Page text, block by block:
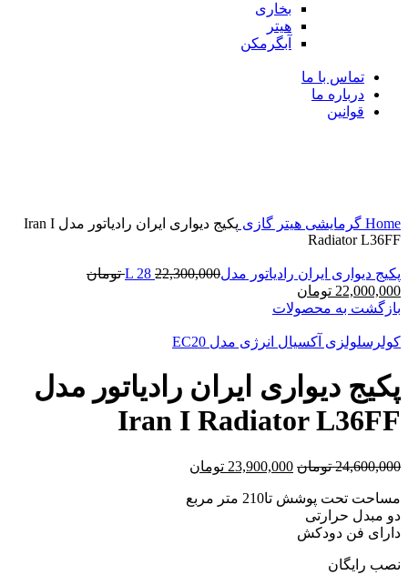
بخاری
هیتر
آبگرمکن
تماس با ما
درباره ما
قوانین
Home گرمایشی هیتر گازی
پکیج دیواری ایران رادیاتور مدل Iran I
Radiator L36FF
پکیج دیواری ایران رادیاتور مدلL 2822,300,000
تومان
22,000,000 تومان
بازگشت به محصولات
کولرسلولزی آکسیال انرژی مدل EC20
پکیج دیواری ایران رادیاتور مدل
Iran I Radiator L36FF
24,600,000 تومان 23,900,000 تومان
مساحت تحت پوشش تا210 متر مربع
دو مبدل حرارتی
دارای فن دودکش
نصب رایگان